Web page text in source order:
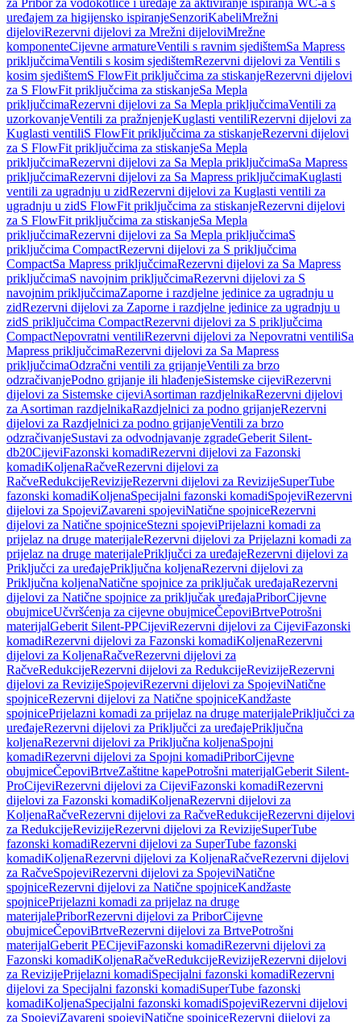
za Pribor za vodokotliće i uređaje za aktiviranje ispiranja WC-a s
uređajem za higijensko ispiranjeSenzoriKabeliMrežni
dijeloviRezervni dijelovi za Mrežni dijeloviMrežne
komponenteCijevne armatureVentili s ravnim sjedištemSa Mapress
priključcimaVentili s kosim sjedištemRezervni dijelovi za Ventili s
kosim sjedištemS FlowFit priključcima za stiskanjeRezervni dijelovi
za S FlowFit priključcima za stiskanjeSa Mepla
priključcimaRezervni dijelovi za Sa Mepla priključcimaVentili za
uzorkovanjeVentili za pražnjenjeKuglasti ventiliRezervni dijelovi za
Kuglasti ventiliS FlowFit priključcima za stiskanjeRezervni dijelovi
za S FlowFit priključcima za stiskanjeSa Mepla
priključcimaRezervni dijelovi za Sa Mepla priključcimaSa Mapress
priključcimaRezervni dijelovi za Sa Mapress priključcimaKuglasti
ventili za ugradnju u zidRezervni dijelovi za Kuglasti ventili za
ugradnju u zidS FlowFit priključcima za stiskanjeRezervni dijelovi
za S FlowFit priključcima za stiskanjeSa Mepla
priključcimaRezervni dijelovi za Sa Mepla priključcimaS
priključcima CompactRezervni dijelovi za S priključcima
CompactSa Mapress priključcimaRezervni dijelovi za Sa Mapress
priključcimaS navojnim priključcimaRezervni dijelovi za S
navojnim priključcimaZaporne i razdjelne jedinice za ugradnju u
zidRezervni dijelovi za Zaporne i razdjelne jedinice za ugradnju u
zidS priključcima CompactRezervni dijelovi za S priključcima
CompactNepovratni ventiliRezervni dijelovi za Nepovratni ventiliSa
Mapress priključcimaRezervni dijelovi za Sa Mapress
priključcimaOdzračni ventili za grijanjeVentili za brzo
odzračivanjePodno grijanje ili hlađenjeSistemske cijeviRezervni
dijelovi za Sistemske cijeviAsortiman razdjelnikaRezervni dijelovi
za Asortiman razdjelnikaRazdjelnici za podno grijanjeRezervni
dijelovi za Razdjelnici za podno grijanjeVentili za brzo
odzračivanjeSustavi za odvodnjavanje zgradeGeberit Silent-
db20CijeviFazonski komadiRezervni dijelovi za Fazonski
komadiKoljenaRačveRezervni dijelovi za
RačveRedukcijeRevizijeRezervni dijelovi za RevizijeSuperTube
fazonski komadiKoljenaSpecijalni fazonski komadiSpojeviRezervni
dijelovi za SpojeviZavareni spojeviNatične spojniceRezervni
dijelovi za Natične spojniceStezni spojeviPrijelazni komadi za
prijelaz na druge materijaleRezervni dijelovi za Prijelazni komadi za
prijelaz na druge materijalePriključci za uređajeRezervni dijelovi za
Priključci za uređajePriključna koljenaRezervni dijelovi za
Priključna koljenaNatične spojnice za priključak uređajaRezervni
dijelovi za Natične spojnice za priključak uređajaPriborCijevne
obujmiceUčvršćenja za cijevne obujmiceČepoviBrtvePotrošni
materijalGeberit Silent-PPCijeviRezervni dijelovi za CijeviFazonski
komadiRezervni dijelovi za Fazonski komadiKoljenaRezervni
dijelovi za KoljenaRačveRezervni dijelovi za
RačveRedukcijeRezervni dijelovi za RedukcijeRevizijeRezervni
dijelovi za RevizijeSpojeviRezervni dijelovi za SpojeviNatične
spojniceRezervni dijelovi za Natične spojniceKandžaste
spojnicePrijelazni komadi za prijelaz na druge materijalePriključci za
uređajeRezervni dijelovi za Priključci za uređajePriključna
koljenaRezervni dijelovi za Priključna koljenaSpojni
komadiRezervni dijelovi za Spojni komadiPriborCijevne
obujmiceČepoviBrtveZaštitne kapePotrošni materijalGeberit Silent-
ProCijeviRezervni dijelovi za CijeviFazonski komadiRezervni
dijelovi za Fazonski komadiKoljenaRezervni dijelovi za
KoljenaRačveRezervni dijelovi za RačveRedukcijeRezervni dijelovi
za RedukcijeRevizijeRezervni dijelovi za RevizijeSuperTube
fazonski komadiRezervni dijelovi za SuperTube fazonski
komadiKoljenaRezervni dijelovi za KoljenaRačveRezervni dijelovi
za RačveSpojeviRezervni dijelovi za SpojeviNatične
spojniceRezervni dijelovi za Natične spojniceKandžaste
spojnicePrijelazni komadi za prijelaz na druge
materijalePriborRezervni dijelovi za PriborCijevne
obujmiceČepoviBrtveRezervni dijelovi za BrtvePotrošni
materijalGeberit PECijeviFazonski komadiRezervni dijelovi za
Fazonski komadiKoljenaRačveRedukcijeRevizijeRezervni dijelovi
za RevizijePrijelazni komadiSpecijalni fazonski komadiRezervni
dijelovi za Specijalni fazonski komadiSuperTube fazonski
komadiKoljenaSpecijalni fazonski komadiSpojeviRezervni dijelovi
za SpojeviZavareni spojeviNatične spojniceRezervni dijelovi za